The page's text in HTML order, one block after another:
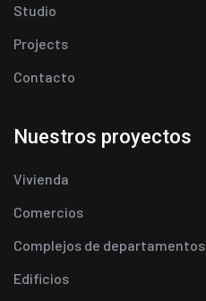
Studio
Projects
Contacto
Nuestros proyectos
Vivienda
Comercios
Complejos de departamentos
Edificios